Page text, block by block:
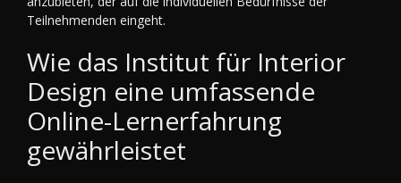
Teilnehmenden eingeht.
Wie das Institut für Interior
Design eine umfassende
Online-Lernerfahrung
gewährleistet